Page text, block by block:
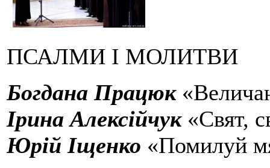
ПСАЛМИ І МОЛИТВИ
Богдана Працюк
Ірина Алексійчук«Свят,
Юрій Іщенко «Помилуй